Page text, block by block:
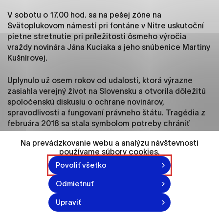
V sobotu o 17.00 hod. sa na pešej zóne na
Svätoplukovom námestí pri fontáne v Nitre uskutoční
pietne stretnutie pri príležitosti ôsmeho výročia
vraždy novinára Jána Kuciaka a jeho snúbenice Martiny
Kušnírovej.
Uplynulo už osem rokov od udalosti, ktorá výrazne
zasiahla verejný život na Slovensku a otvorila dôležitú
spoločenskú diskusiu o ochrane novinárov,
spravodlivosti a fungovaní právneho štátu. Tragédia z
februára 2018 sa stala symbolom potreby chrániť
pravdu, slobodu slova a hodnoty demokratickej
spoločnosti.
Na prevádzkovanie webu a analýzu návštevnosti
používame súbory cookies.
Povoliť všetko
Odmietnuť
Upraviť
zabezpečeným oblastiam webovej stránky. Bez
týchto súborov cookie nemôže web správne
fungovať.
Analytické cookies
Analytické cookies pomáhajú prevádzkovateľovi
stránok pochopiť, ako návštevníci stránok stránku
používajú, aby mohol stránky optimalizovať a
ponúknuť im lepšiu skúsenosť. Všetky dáta sa
zbierajú anonymne a nie je možné ich spojiť s
konkrétnou osobou.
Označiť všetko
Uložiť nastavenia
Viac informácií